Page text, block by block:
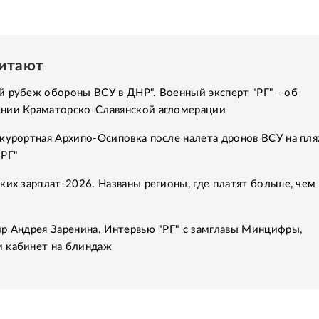
рубеж обороны ВСУ в ДНР". Военный эксперт "РГ" - об
Краматорско-Славянской агломерации
Архипо-Осиповка после налета дронов ВСУ на
зарплат-2026. Названы регионы, где платят больше, чем
Андрея Заренина. Интервью "РГ" с замглавы Минцифры,
кабинет на блиндаж